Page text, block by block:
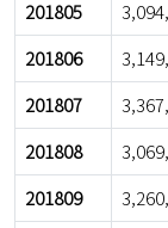
201805
201806
201807
201808
201809